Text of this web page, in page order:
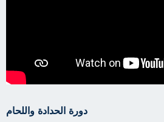
دورة الحدادة واللحام